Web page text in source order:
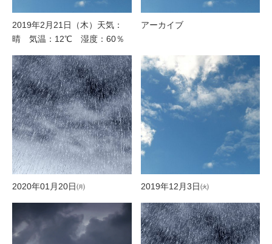
2019年2月21日（木）天気：
晴 気温：12℃ 湿度：60％
アーカイブ
2020年01月20日㈪ 2019年12月3日㈫